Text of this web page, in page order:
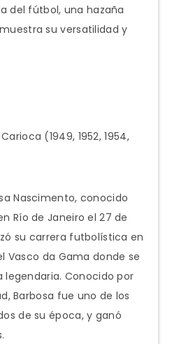
del fútbol, una hazaña
su versatilidad y
(1949, 1952, 1954,
Nascimento, conocido
Río de Janeiro el 27 de
su carrera futbolística en
Vasco da Gama donde se
Conocido por
Barbosa fue uno de los
de su época, y ganó